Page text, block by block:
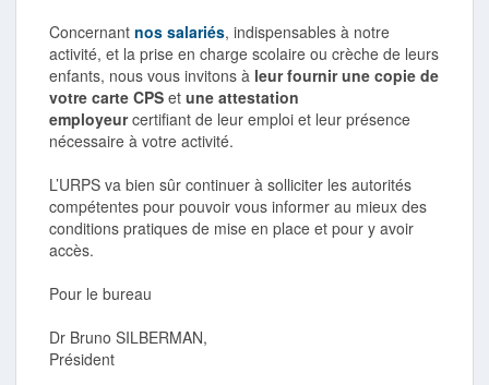
Concernantnos salariés, indispensables à notre
activité, et la prise en charge scolaire ou crèche de leurs
enfants, nous vous invitons à leur fournir une copie de
votre carte CPS etune attestation
employeurcertifiant de leur emploi et leur présence
nécessaire à votre activité.
L’URPS va bien sûr continuer à solliciter les autorités
compétentes pour pouvoir vous informer au mieux des
conditions pratiques de mise en place et pour y avoir
accès.
Pour le bureau
Dr Bruno SILBERMAN,
Président